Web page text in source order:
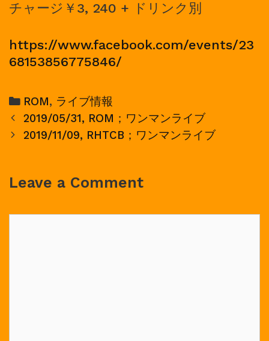
チャージ￥3, 240 + ドリンク別
https://www.facebook.com/events/23
68153856775846/
Categories
ROM, ライブ情報
Post
navigation
2019/05/31, ROM；ワンマンライブ
2019/11/09, RHTCB；ワンマンライブ
Leave a Comment